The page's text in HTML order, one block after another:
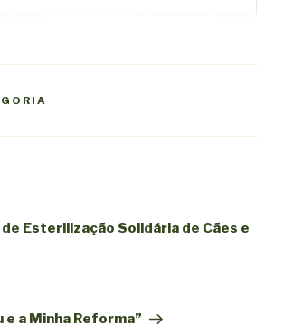
de Esterilização Solidária de Cães e
e a Minha Reforma”